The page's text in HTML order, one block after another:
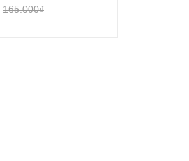
165.000₫